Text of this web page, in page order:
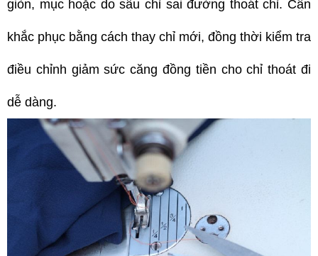
giòn, mục hoặc do sâu chỉ sai đường thoát chỉ. Cần
khắc phục bằng cách thay chỉ mới, đồng thời kiểm tra
điều chỉnh giảm sức căng đồng tiền cho chỉ thoát đi
dễ dàng.